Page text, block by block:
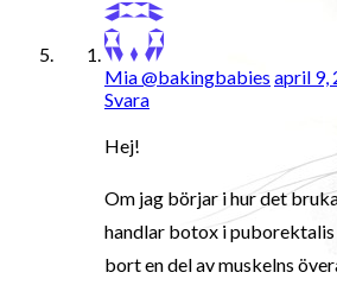
Mia @bakingbabies april 9,
Svara
Hej!
Om jag börjar i hur det
handlar botox i
bort en del av muskelns